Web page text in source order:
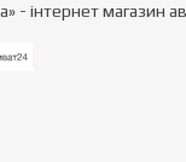
- інтернет магазин